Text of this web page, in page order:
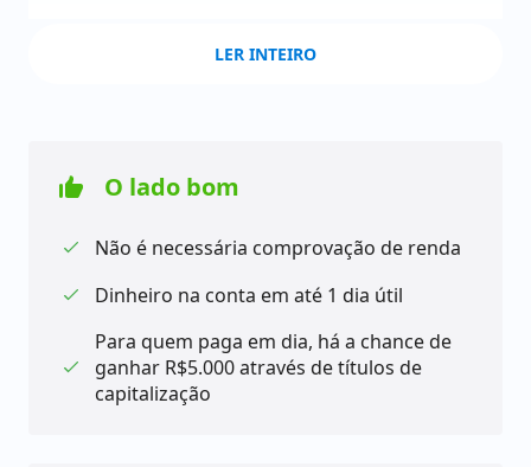
fidelização, que pode estimular a manutenção do
A possibilidade de aprovação para negativados é
outro fator importante, pois muitas vezes pessoas
com restrições de crédito têm dificuldades em obter
LER INTEIRO
O lado bom
Não é necessária comprovação de renda
Dinheiro na conta em até 1 dia útil
Para quem paga em dia, há a chance de
ganhar R$5.000 através de títulos de
capitalização